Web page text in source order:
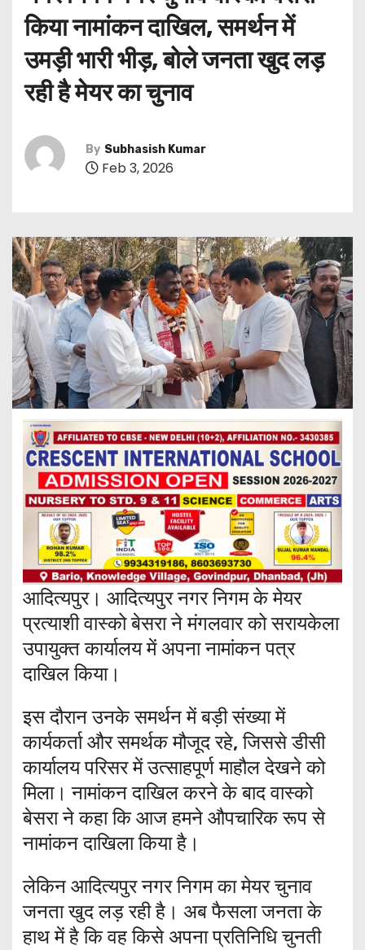
किया नामांकन दाखिल, समर्थन में
उमड़ी भारी भीड़, बोले जनता खुद लड़
रही है मेयर का चुनाव
By Subhasish Kumar
Feb 3, 2026
आदित्यपुर। आदित्यपुर नगर निगम के मेयर
प्रत्याशी वास्को बेसरा ने मंगलवार को सरायकेला
उपायुक्त कार्यालय में अपना नामांकन पत्र
दाखिल किया।
इस दौरान उनके समर्थन में बड़ी संख्या में
कार्यकर्ता और समर्थक मौजूद रहे, जिससे डीसी
कार्यालय परिसर में उत्साहपूर्ण माहौल देखने को
मिला। नामांकन दाखिल करने के बाद वास्को
बेसरा ने कहा कि आज हमने औपचारिक रूप से
नामांकन दाखिला किया है।
लेकिन आदित्यपुर नगर निगम का मेयर चुनाव
जनता खुद लड़ रही है। अब फैसला जनता के
हाथ में है कि वह किसे अपना प्रतिनिधि चुनती